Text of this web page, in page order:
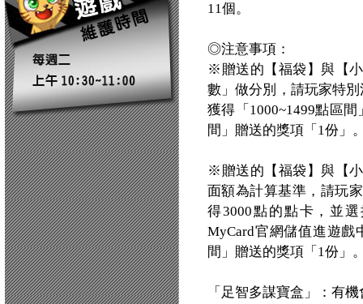
11個。
◎注意事項：
※贈送的【福袋】與【
數」做分別，請玩家特
獲得「1000~1499點區
間」贈送的獎項「1份」
※贈送的【福袋】與【
面額為計算基準，請玩
得3000點的點卡，並
MyCard官網儲值進遊戲
間」贈送的獎項「1份」
「足智多謀寶盒」：有